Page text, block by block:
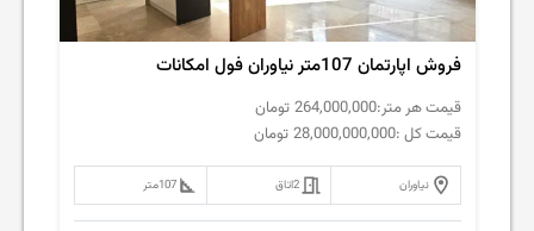
فروش اپارتمان 107متر نیاوران فول امکانات
قیمت هر متر:264,000,000 تومان
قیمت کل :28,000,000,000 تومان
نیاوران 2اتاق 107متر